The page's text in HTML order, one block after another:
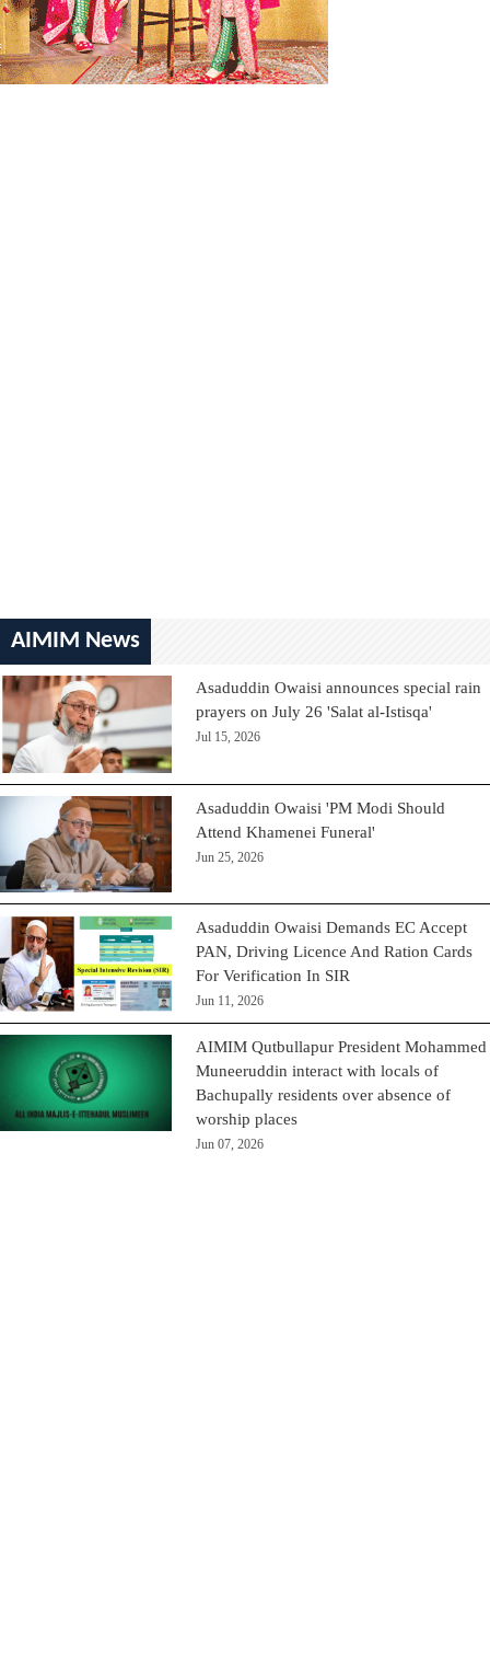
AIMIM News
Asaduddin Owaisi announces special rain
prayers on July 26 'Salat al-Istisqa'
Jul 15, 2026
Asaduddin Owaisi 'PM Modi Should
Attend Khamenei Funeral'
Jun 25, 2026
Asaduddin Owaisi Demands EC Accept
PAN, Driving Licence And Ration Cards
For Verification In SIR
Jun 11, 2026
AIMIM Qutbullapur President Mohammed
Muneeruddin interact with locals of
Bachupally residents over absence of
worship places
Jun 07, 2026